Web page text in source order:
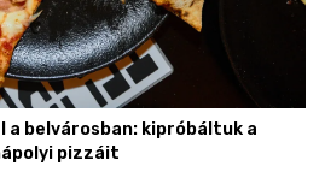
a belvárosban: kipróbáltuk a
pizzáit